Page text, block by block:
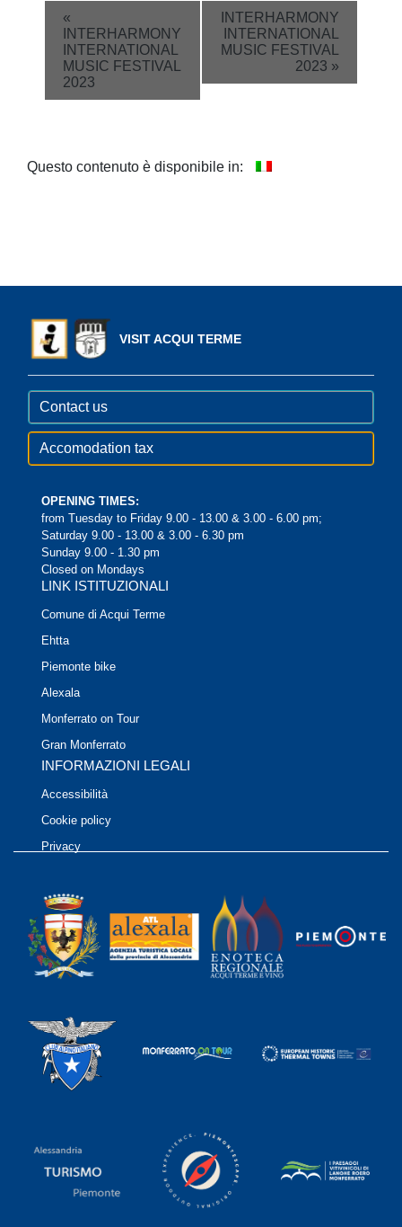
Event
Navigation
«
INTERHARMONY
INTERNATIONAL
MUSIC FESTIVAL
2023
INTERHARMONY
INTERNATIONAL
MUSIC FESTIVAL
2023 »
Questo contenuto è disponibile in:
VISIT ACQUI TERME
Contact us
Accomodation tax
OPENING TIMES:
from Tuesday to Friday 9.00 - 13.00 & 3.00 - 6.00 pm;
Saturday 9.00 - 13.00 & 3.00 - 6.30 pm
Sunday 9.00 - 1.30 pm
Closed on Mondays
LINK ISTITUZIONALI
Comune di Acqui Terme
Ehtta
Piemonte bike
Alexala
Monferrato on Tour
Gran Monferrato
INFORMAZIONI LEGALI
Accessibilità
Cookie policy
Privacy